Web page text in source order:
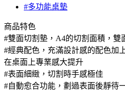
#多功能桌墊
商品特色
#雙面切割墊，A4的切割面積，雙
#經典配色，充滿設計感的配色加
在桌面上專業感大提升
#表面細緻，切割時手感極佳
#自動愈合功能，劃過表面後靜待